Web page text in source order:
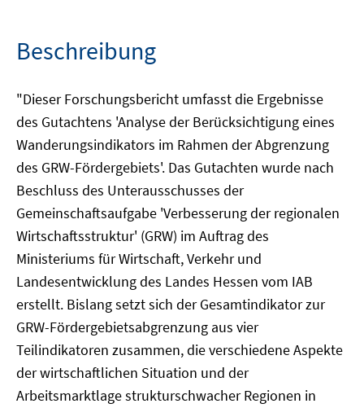
Beschreibung
"Dieser Forschungsbericht umfasst die Ergebnisse
des Gutachtens 'Analyse der Berücksichtigung eines
Wanderungsindikators im Rahmen der Abgrenzung
des GRW-Fördergebiets'. Das Gutachten wurde nach
Beschluss des Unterausschusses der
Gemeinschaftsaufgabe 'Verbesserung der regionalen
Wirtschaftsstruktur' (GRW) im Auftrag des
Ministeriums für Wirtschaft, Verkehr und
Landesentwicklung des Landes Hessen vom IAB
erstellt. Bislang setzt sich der Gesamtindikator zur
GRW-Fördergebietsabgrenzung aus vier
Teilindikatoren zusammen, die verschiedene Aspekte
der wirtschaftlichen Situation und der
Arbeitsmarktlage strukturschwacher Regionen in